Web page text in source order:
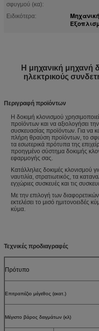
σφυγμού (κα):
Ειδικότερα:
Η μηχανική μηχανή
ηλεκτρικούς
Περιγραφή προϊόντων
Η δοκιμή κλονισμού
προϊόντων και να αξιολογήσει
συσκευασίας προϊόντων. Για να
πλήρη θραύση προϊόντων, το
τα εσωτερικά πρότυπα της
προηγμένο σύστημα δοκιμής
εφαρμογής σας.
Κατάλληλες δοκιμές κλονισμού
ναυτιλία, στρατιωτικός, τα
εγχώριες συσκευές και τις
Με την επιλογή των
εκτελέσει το μισό ημιτονοειδές
κύμα.
Τεχνικές προδιαγραφές
Πρότυπο
Επιτραπέζιο μέγεθος (εκατ.)
Μέγιστο βάρος δειγμάτων (κλ)